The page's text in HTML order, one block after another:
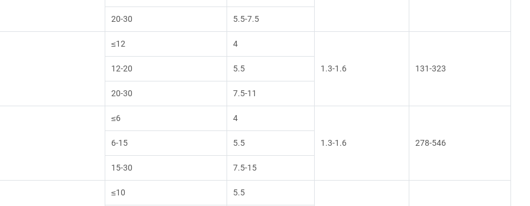
20-30 5.5-7.5
≤12 4
1.3-1.6 131-323
12-20 5.5
20-30 7.5-11
≤6 4
1.3-1.6 278-546
6-15 5.5
15-30 7.5-15
≤10 5.5